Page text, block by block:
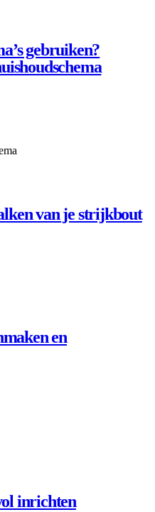
gebruiken?
van je strijkbout
en
inrichten